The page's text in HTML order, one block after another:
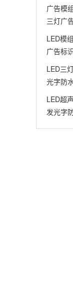
广告模
三灯广
LED模
广告标
LED三
光字防
LED超
发光字